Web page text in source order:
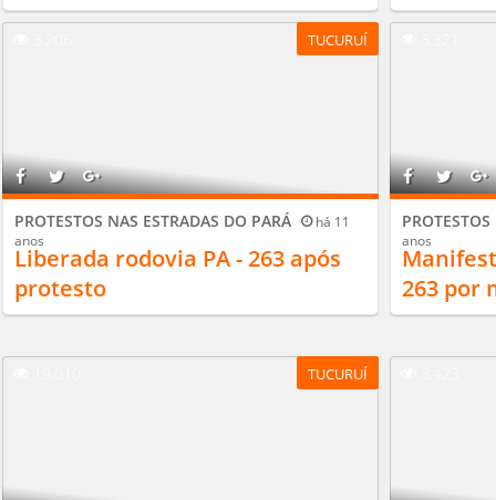
TUCURUÍ
PROTESTOS NAS ESTRADAS DO PARÁ
há 11
anos
Liberada rodovia PA - 263 após
protesto
anos
263 por
TUCURUÍ